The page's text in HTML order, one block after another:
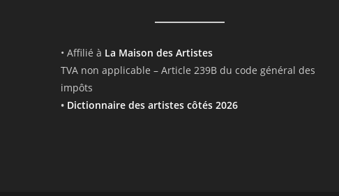
• Affilié à La Maison des Artistes
TVA non applicable – Article 239B du code général des
impôts
• Dictionnaire des artistes côtés 2026